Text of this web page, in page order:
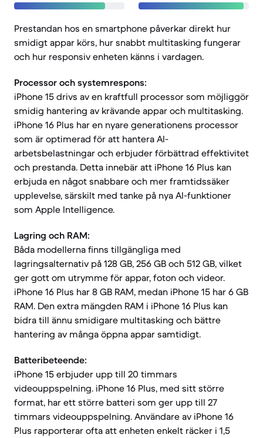
Prestandan hos en smartphone påverkar direkt hur
smidigt appar körs, hur snabbt multitasking fungerar
och hur responsiv enheten känns i vardagen.
Processor och systemrespons:
iPhone 15 drivs av en kraftfull processor som möjliggör
smidig hantering av krävande appar och multitasking.
iPhone 16 Plus har en nyare generationens processor
som är optimerad för att hantera AI-
arbetsbelastningar och erbjuder förbättrad effektivitet
och prestanda. Detta innebär att iPhone 16 Plus kan
erbjuda en något snabbare och mer framtidssäker
upplevelse, särskilt med tanke på nya AI-funktioner
som Apple Intelligence.
Lagring och RAM:
Båda modellerna finns tillgängliga med
lagringsalternativ på 128 GB, 256 GB och 512 GB, vilket
ger gott om utrymme för appar, foton och videor.
iPhone 16 Plus har 8 GB RAM, medan iPhone 15 har 6 GB
RAM. Den extra mängden RAM i iPhone 16 Plus kan
bidra till ännu smidigare multitasking och bättre
hantering av många öppna appar samtidigt.
Batteribeteende:
iPhone 15 erbjuder upp till 20 timmars
videouppspelning. iPhone 16 Plus, med sitt större
format, har ett större batteri som ger upp till 27
timmars videouppspelning. Användare av iPhone 16
Plus rapporterar ofta att enheten enkelt räcker i 1,5